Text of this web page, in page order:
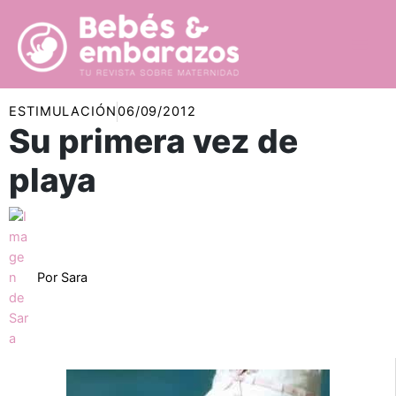
contenido
ESTIMULACIÓN06/09/2012
Su primera vez de
playa
Por Sara